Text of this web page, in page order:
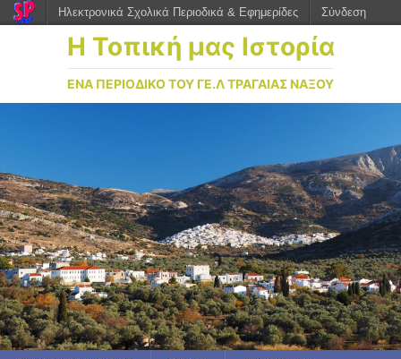
Η Τοπική μας Ιστορία
ΕΝΑ ΠΕΡΙΟΔΙΚΟ ΤΟΥ ΓΕ.Λ ΤΡΑΓΑΙΑΣ ΝΑΞΟΥ
Ηλεκτρονικά Σχολικά Περιοδικά & Εφημερίδες Σύνδεση